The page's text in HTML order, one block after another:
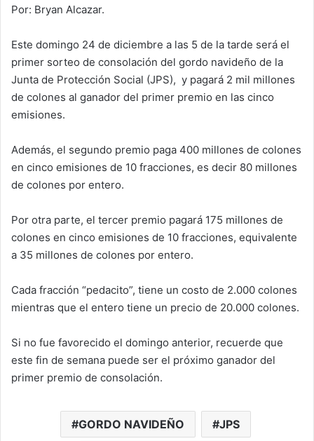
Por: Bryan Alcazar.
Este domingo 24 de diciembre a las 5 de la tarde será el
primer sorteo de consolación del gordo navideño de la
Junta de Protección Social (JPS), y pagará 2 mil millones
de colones al ganador del primer premio en las cinco
emisiones.
Además, el segundo premio paga 400 millones de colones
en cinco emisiones de 10 fracciones, es decir 80 millones
de colones por entero.
Por otra parte, el tercer premio pagará 175 millones de
colones en cinco emisiones de 10 fracciones, equivalente
a 35 millones de colones por entero.
Cada fracción “pedacito”, tiene un costo de 2.000 colones
mientras que el entero tiene un precio de 20.000 colones.
Si no fue favorecido el domingo anterior, recuerde que
este fin de semana puede ser el próximo ganador del
primer premio de consolación.
GORDO NAVIDEÑO JPS